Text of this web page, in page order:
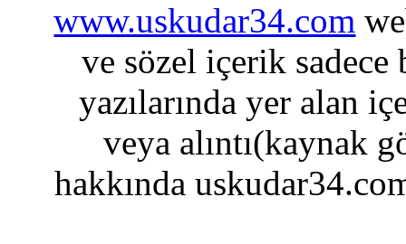
www.uskudar34.com
ve sözel içerik sadece
yazılarında yer alan
veya alıntı(kaynak
hakkında